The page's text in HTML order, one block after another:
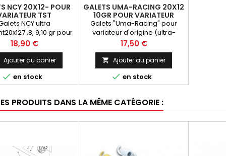
NCY 20X12- POUR
TST
NCY ultra
,8, 9,10 gr pour
variateur TST
Prix
18,90 €
Ajouter au panier
 en stock
GALETS UMA-RACING 20X12
10GR POUR VARIATEUR
D'ORIGINE X-MAX125
Galets "Uma-Racing" pour
variateur d'origine (ultra-
résistant) 20X12 10gr en
remplacement des galets
d'origine (10gr) pour plus de
reprise !
Prix
17,50 €
 Ajouter au panier
 en stock
PRODUITS DANS LA MÊME CATÉGORIE :